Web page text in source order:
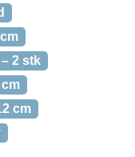
2 stk
cm
cm